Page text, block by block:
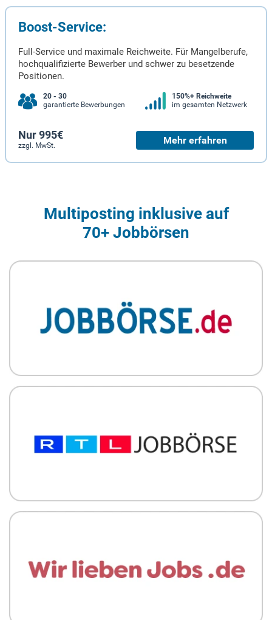
Boost-Service:
Full-Service und maximale Reichweite. Für Mangelberufe,
hochqualifizierte Bewerber und schwer zu besetzende
Positionen.
20 - 30
garantierte Bewerbungen
150%+ Reichweite
im gesamten Netzwerk
Nur 995€
zzgl. MwSt. Mehr erfahren
Multiposting inklusive auf
70+ Jobbörsen